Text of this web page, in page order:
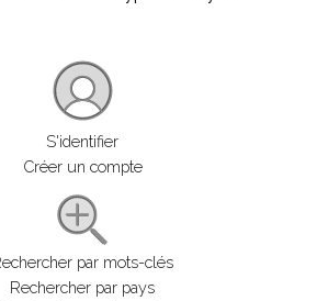
S'identifier
Créer un compte
par mots-clés
Rechercher par pays